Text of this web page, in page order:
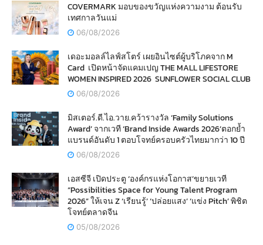
COVERMARK มอบของขวัญแห่งความงาม ต้อนรับ
เทศกาลวันแม่
06/08/2026
เดอะมอลล์ไลฟ์สโตร์ เผยอินไซต์ผู้บริโภคจาก M
Card เปิดหน้าจัดแคมเปญ THE MALL LIFESTORE
WOMEN INSPIRED 2026 SUNFLOWER SOCIAL CLUB
06/08/2026
มิสเตอร์.ดี.ไอ.วาย.คว้ารางวัล ‘Family Solutions
Award’ จากเวที ‘Brand Inside Awards 2026’ตอกย้ำ
แบรนด์อันดับ 1 ตอบโจทย์ครอบครัวไทยมากว่า 10 ปี
06/08/2026
เอสซีจี เปิดประตู ‘องค์กรแห่งโอกาส’ขยายเวที
“Possibilities Space for Young Talent Program
2026” ให้เจน Z ‘เรียนรู้’ ‘ปล่อยแสง’ ‘แข่ง Pitch’ พิชิต
โจทย์ตลาดจีน
05/08/2026